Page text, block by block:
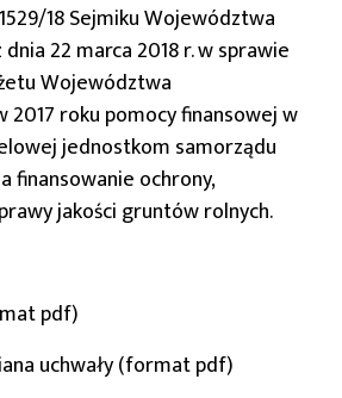
18 Sejmiku Województwa
22 marca 2018 r. w sprawie
Województwa
2017 roku pomocy finansowej w
jednostkom samorządu
finansowanie ochrony,
jakości gruntów rolnych.
pdf)
uchwały (format pdf)